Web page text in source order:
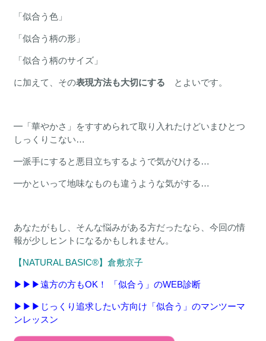
「似合う色」
「似合う柄の形」
「似合う柄のサイズ」
に加えて、その表現方法も大切にする とよいです。
━「華やかさ」をすすめられて取り入れたけどいまひとつ
しっくりこない…
━派手にすると悪目立ちするようで気がひける…
━かといって地味なものも違うような気がする…
あなたがもし、そんな悩みがある方だったなら、今回の情
報が少しヒントになるかもしれません。
【NATURAL BASIC®︎】 倉敷京子
▶︎▶︎▶︎遠方の方もOK！ 「似合う」のWEB診断
▶︎▶︎▶︎じっくり追求したい方向け「似合う」のマンツーマ
ンレッスン